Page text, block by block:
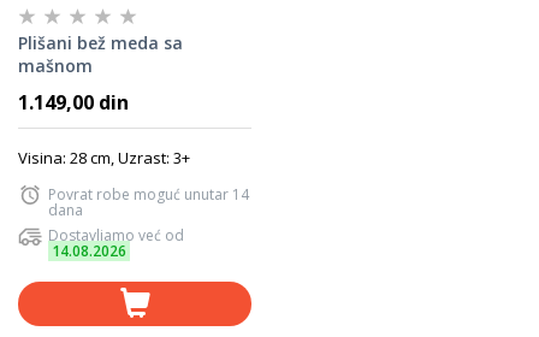
Plišani bež meda sa
mašnom
1.149,00 din
Visina: 28 cm, Uzrast: 3+
Povrat robe moguć unutar 14
dana
Dostavljamo već od
14.08.2026